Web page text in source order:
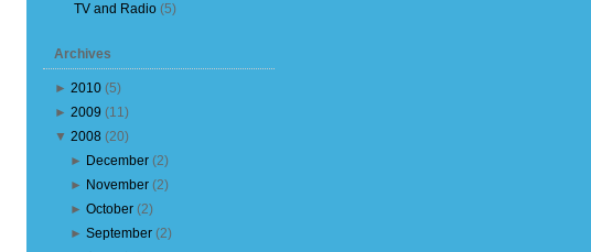
TV and Radio (5)
Archives
► 2010 (5)
► 2009 (11)
▼ 2008 (20)
► December (2)
► November (2)
►October (2)
►September (2)